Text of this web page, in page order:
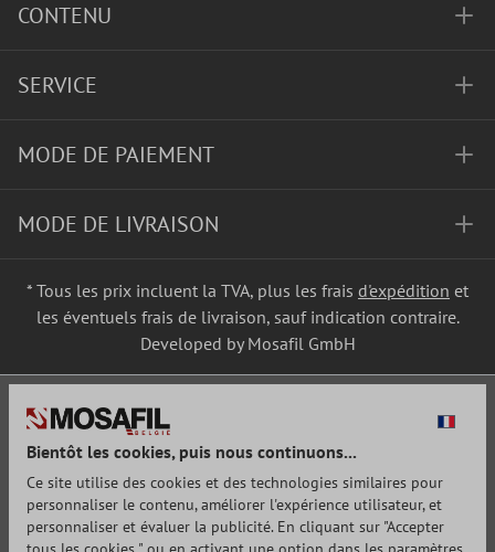
CONTENU
SERVICE
MODE DE PAIEMENT
MODE DE LIVRAISON
* Tous les prix incluent la TVA, plus les frais d'expédition et
les éventuels frais de livraison, sauf indication contraire.
Developed by Mosafil GmbH
Bientôt les cookies, puis nous continuons...
Ce site utilise des cookies et des technologies similaires pour
personnaliser le contenu, améliorer l'expérience utilisateur, et
personnaliser et évaluer la publicité. En cliquant sur "Accepter